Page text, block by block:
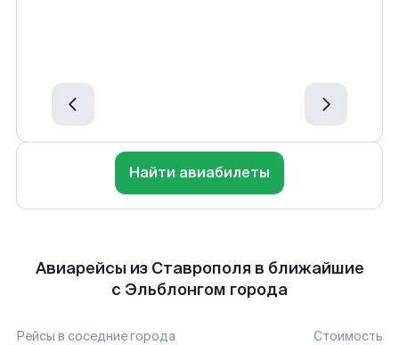
Найти авиабилеты
Авиарейсы из Ставрополя в ближайшие
с Эльблонгом города
Рейсы в соседние города Стоимость